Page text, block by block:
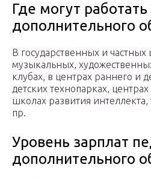
Где могут
дополнительного
В государственных и
музыкальных,
клубах, в центрах раннего и
детских технопарках,
школах развития интеллекта,
пр.
Уровень зарплат
дополнительного